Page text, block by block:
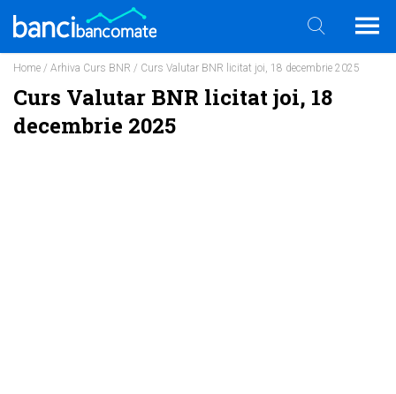
Home / Arhiva Curs BNR / Curs Valutar BNR licitat joi, 18 decembrie 2025
Curs Valutar BNR licitat joi, 18
decembrie 2025